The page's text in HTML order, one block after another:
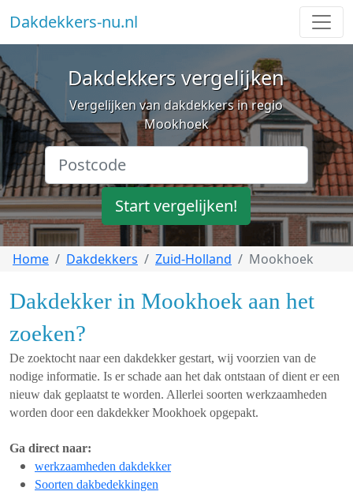
Dakdekkers-nu.nl
Dakdekkers vergelijken
Vergelijken van dakdekkers in regio
Mookhoek
Start vergelijken!
Home Dakdekkers Zuid-Holland Mookhoek
Dakdekker in Mookhoek aan het
zoeken?
De zoektocht naar een dakdekker gestart, wij voorzien van de
nodige informatie. Is er schade aan het dak ontstaan of dient er een
nieuw dak geplaatst te worden. Allerlei soorten werkzaamheden
worden door een dakdekker Mookhoek opgepakt.
Ga direct naar:
werkzaamheden dakdekker
Soorten dakbedekkingen